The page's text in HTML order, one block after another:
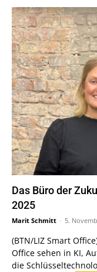
Das Büro der
2025
Marit Schmitt - 5.
(BTN/LIZ Smart
Office sehen in KI,
die